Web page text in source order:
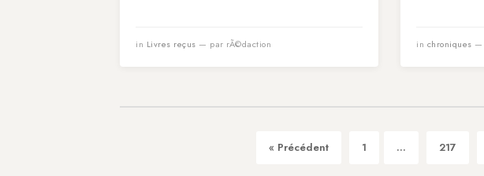
in Livres reçus — par rÃ©daction in chroniques —
« Précédent 1 ... 217